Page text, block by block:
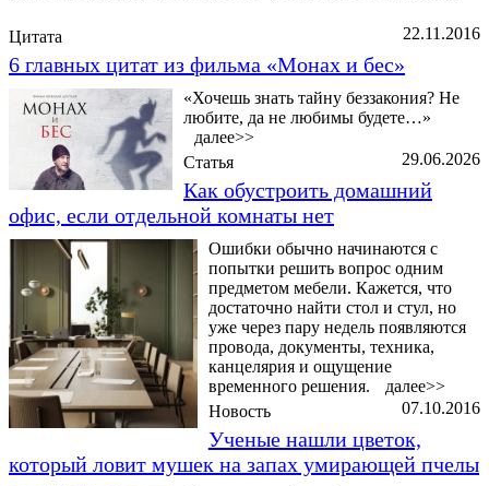
22.11.2016
Цитата
6 главных цитат из фильма «Монах и бес»
«Хочешь знать тайну беззакония? Не
любите, да не любимы будете…»
далее>>
29.06.2026
Статья
Как обустроить домашний
офис, если отдельной комнаты нет
Ошибки обычно начинаются с
попытки решить вопрос одним
предметом мебели. Кажется, что
достаточно найти стол и стул, но
уже через пару недель появляются
провода, документы, техника,
канцелярия и ощущение
временного решения.
далее>>
07.10.2016
Новость
Ученые нашли цветок,
который ловит мушек на запах умирающей пчелы